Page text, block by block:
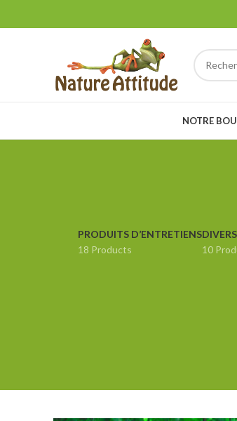
NOTRE
PRODUITS D’ENTRETIENS
18 Products
DIVERS
10